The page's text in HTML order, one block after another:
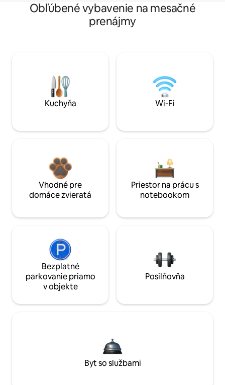
Obľúbené vybavenie na mesačné
prenájmy
Kuchyňa Wi-Fi
Vhodné pre
domáce zvieratá
Priestor na prácu s
notebookom
Bezplatné
parkovanie priamo
v objekte
Posilňovňa
Byt so službami